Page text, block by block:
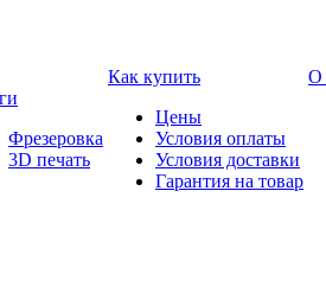
Фрезеровка
3D печать
Как купить
Цены
Условия оплаты
Условия доставки
Гарантия на товар
О